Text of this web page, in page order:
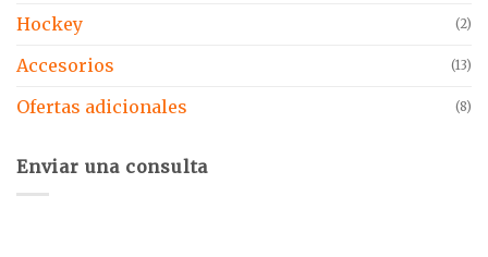
Hockey (2)
Accesorios (13)
Ofertas adicionales (8)
Enviar una consulta